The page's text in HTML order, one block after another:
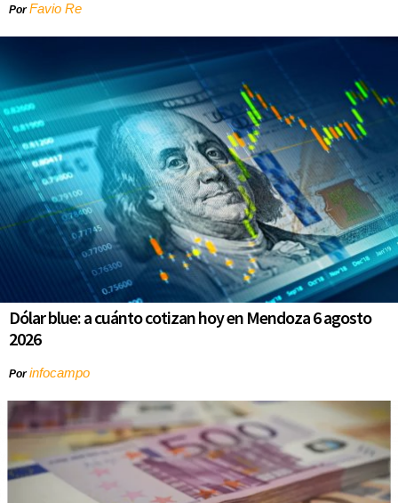
PorFavio Re
Dólar blue: a cuánto cotizan hoy en Mendoza 6 agosto
2026
Porinfocampo